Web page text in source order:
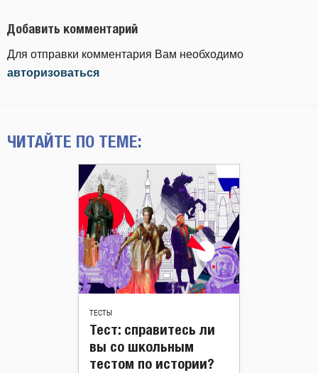
Добавить комментарий
Для отправки комментария Вам необходимо
авторизоваться
ЧИТАЙТЕ ПО ТЕМЕ:
ТЕСТЫ
Тест: справитесь ли
вы со школьным
тестом по истории?